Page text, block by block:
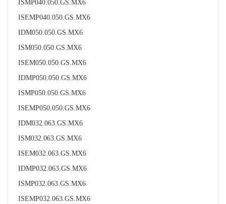
ISMP040.050.GS.MX6
ISEMP040.050.GS.MX6
IDM050.050.GS.MX6
ISM050.050.GS.MX6
ISEM050.050.GS.MX6
IDMP050.050.GS.MX6
ISMP050.050.GS.MX6
ISEMP050.050.GS.MX6
IDM032.063.GS.MX6
ISM032.063.GS.MX6
ISEM032.063.GS.MX6
IDMP032.063.GS.MX6
ISMP032.063.GS.MX6
ISEMP032.063.GS.MX6